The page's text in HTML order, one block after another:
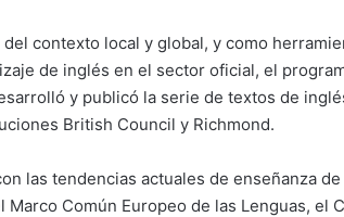
contexto local y global, y como
de inglés en el sector oficial, el
y publicó la serie de textos de
British Council y Richmond.
las tendencias actuales de enseñanza
Marco Común Europeo de las Lenguas, el